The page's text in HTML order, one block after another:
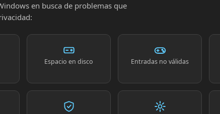
en busca de problemas que
Espacio en disco Entradas no válidas